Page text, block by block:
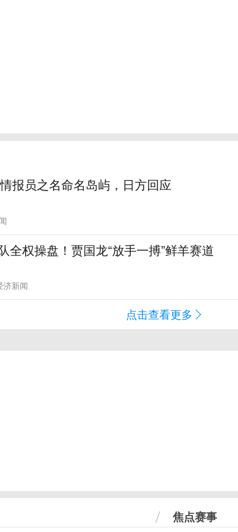
报员之名命名岛屿，日方回应
全权操盘！贾国龙“放手一搏”鲜羊赛道
济新闻
点击查看更多
焦点赛事